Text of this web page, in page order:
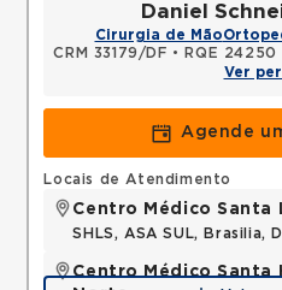
Daniel
Cirurgia de Mão
CRM 33179/DF • RQE 24250
Ver
Agende
Locais de Atendimento
Centro Médico Santa
SHLS, ASA SUL, Brasilia,
Centro Médico Santa